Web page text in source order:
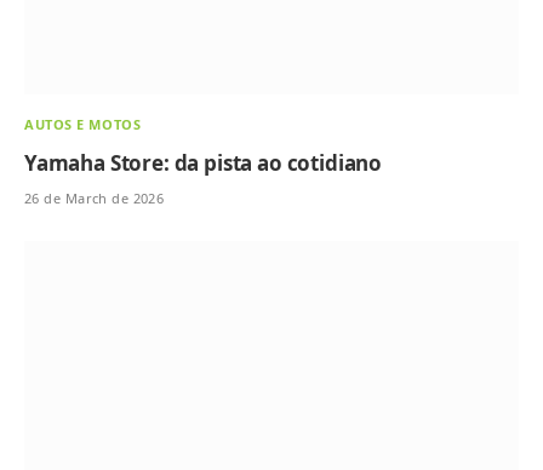
AUTOS E MOTOS
Yamaha Store: da pista ao cotidiano
26 de March de 2026